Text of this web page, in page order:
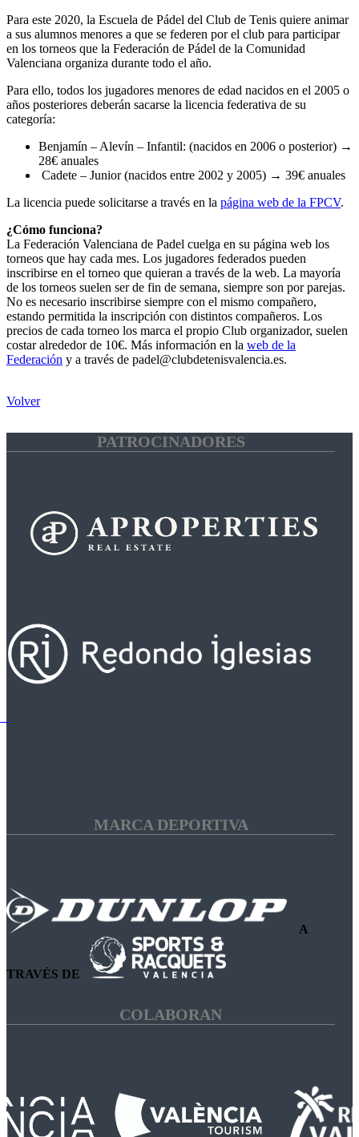
Para este 2020, la Escuela de Pádel del Club de Tenis quiere animar
a sus alumnos menores a que se federen por el club para participar
en los torneos que la Federación de Pádel de la Comunidad
Valenciana organiza durante todo el año.
Para ello, todos los jugadores menores de edad nacidos en el 2005 o
años posteriores deberán sacarse la licencia federativa de su
categoría:
Benjamín – Alevín – Infantil: (nacidos en 2006 o posterior) →
28€ anuales
Cadete – Junior (nacidos entre 2002 y 2005) → 39€ anuales
La licencia puede solicitarse a través en la página web de la FPCV.
¿Cómo funciona?
La Federación Valenciana de Padel cuelga en su página web los
torneos que hay cada mes. Los jugadores federados pueden
inscribirse en el torneo que quieran a través de la web. La mayoría
de los torneos suelen ser de fin de semana, siempre son por parejas.
No es necesario inscribirse siempre con el mismo compañero,
estando permitida la inscripción con distintos compañeros. Los
precios de cada torneo los marca el propio Club organizador, suelen
costar alrededor de 10€. Más información en la web de la
Federación y a través de padel@clubdetenisvalencia.es.
Volver
PATROCINADORES
MARCA DEPORTIVA
A
TRAVÉS DE
COLABORAN